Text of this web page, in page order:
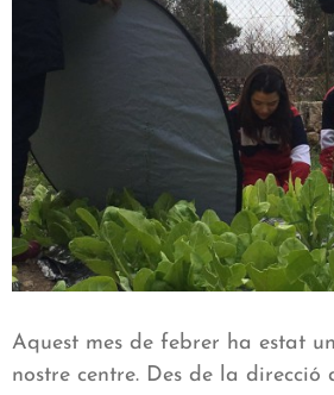
Aquest mes de febrer ha estat
nostre centre. Des de la